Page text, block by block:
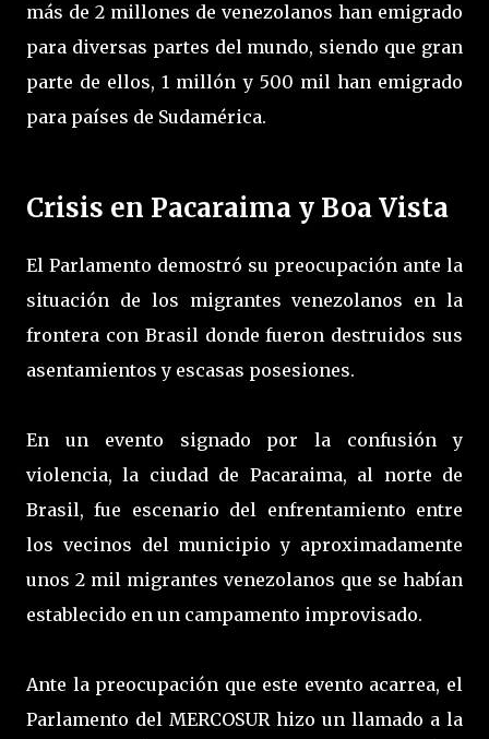
más de 2 millones de venezolanos han emigrado
para diversas partes del mundo, siendo que gran
parte de ellos, 1 millón y 500 mil han emigrado
para países de Sudamérica.
Crisis en Pacaraima y Boa Vista
El Parlamento demostró su preocupación ante la
situación de los migrantes venezolanos en la
frontera con Brasil donde fueron destruidos sus
asentamientos y escasas posesiones.
En un evento signado por la confusión y
violencia, la ciudad de Pacaraima, al norte de
Brasil, fue escenario del enfrentamiento entre
los vecinos del municipio y aproximadamente
unos 2 mil migrantes venezolanos que se habían
establecido en un campamento improvisado.
Ante la preocupación que este evento acarrea, el
Parlamento del MERCOSUR hizo un llamado a la